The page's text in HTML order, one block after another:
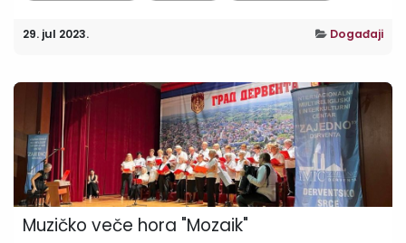
29. jul 2023. Događaji
Muzičko veče hora "Mozaik"